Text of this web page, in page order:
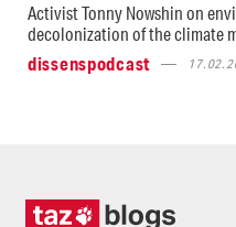
Activist Tonny Nowshin on
decolonization of the climate
dissenspodcast